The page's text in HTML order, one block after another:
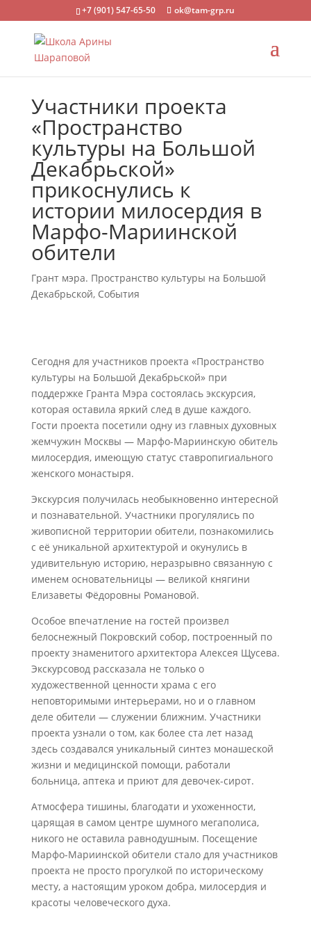
+7 (901) 547-65-50 ok@tam-grp.ru
Участники проекта
«Пространство
культуры на Большой
Декабрьской»
прикоснулись к
истории милосердия в
Марфо-Мариинской
обители
Грант мэра. Пространство культуры на Большой
Декабрьской, События
Сегодня для участников проекта «Пространство
культуры на Большой Декабрьской» при
поддержке Гранта Мэра состоялась экскурсия,
которая оставила яркий след в душе каждого.
Гости проекта посетили одну из главных духовных
жемчужин Москвы — Марфо-Мариинскую обитель
милосердия, имеющую статус ставропигиального
женского монастыря.
Экскурсия получилась необыкновенно интересной
и познавательной. Участники прогулялись по
живописной территории обители, познакомились
с её уникальной архитектурой и окунулись в
удивительную историю, неразрывно связанную с
именем основательницы — великой княгини
Елизаветы Фёдоровны Романовой.
Особое впечатление на гостей произвел
белоснежный Покровский собор, построенный по
проекту знаменитого архитектора Алексея Щусева.
Экскурсовод рассказала не только о
художественной ценности храма с его
неповторимыми интерьерами, но и о главном
деле обители — служении ближним. Участники
проекта узнали о том, как более ста лет назад
здесь создавался уникальный синтез монашеской
жизни и медицинской помощи, работали
больница, аптека и приют для девочек-сирот.
Атмосфера тишины, благодати и ухоженности,
царящая в самом центре шумного мегаполиса,
никого не оставила равнодушным. Посещение
Марфо-Мариинской обители стало для участников
проекта не просто прогулкой по историческому
месту, а настоящим уроком добра, милосердия и
красоты человеческого духа.